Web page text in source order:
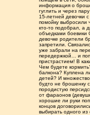
информация о
гуглить и через
15-летней девочки
помойку выбросили
кто-то подобрал, а
объедками
девочке родители
запретили.
уже забрали на
передержкой… и
пристрастием! В
Чем будете
балкона? Куплена
детей? И
будто не брошенку
породистую
от фараонов
хорошие ли руки
концов
выбирать одного